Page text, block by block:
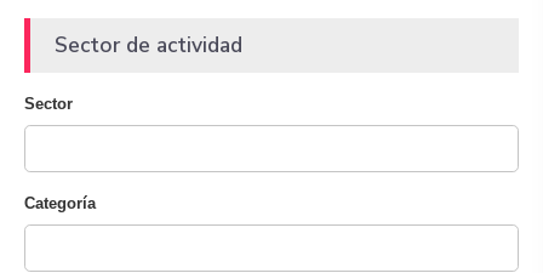
Sector de actividad
Sector
Categoría